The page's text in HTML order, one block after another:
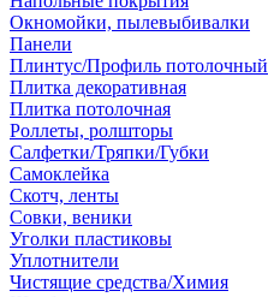
Окномойки, пылевыбивалки
Панели
Плинтус/Профиль потолочный
Плитка декоративная
Плитка потолочная
Роллеты, ролшторы
Салфетки/Тряпки/Губки
Самоклейка
Скотч, ленты
Совки, веники
Уголки пластиковы
Уплотнители
Чистящие средства/Химия